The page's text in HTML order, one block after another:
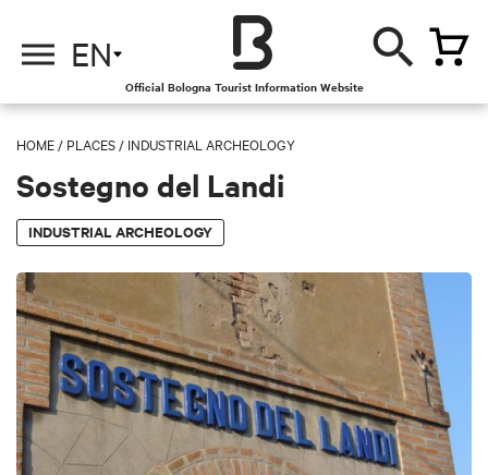
EN
Official Bologna Tourist Information Website
HOME / PLACES / INDUSTRIAL ARCHEOLOGY
Sostegno del Landi
INDUSTRIAL ARCHEOLOGY